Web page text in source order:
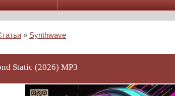
» Synthwave
Static (2026) MP3